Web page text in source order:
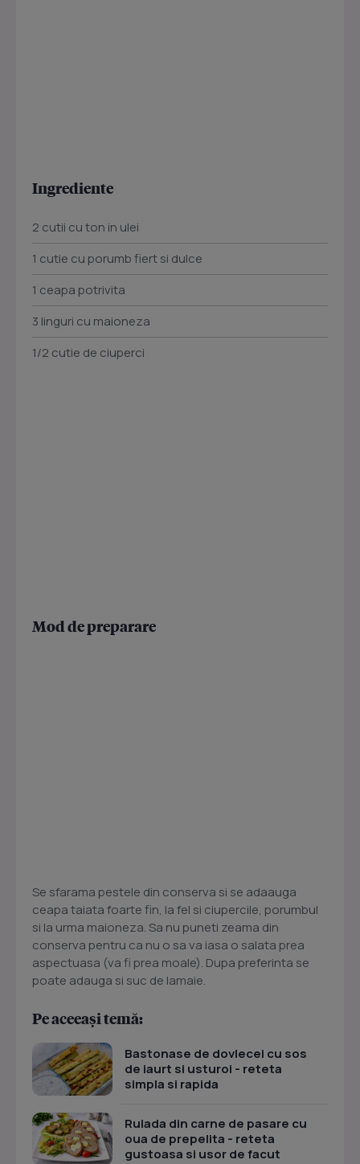
Ingrediente
2 cutii cu ton in ulei
1 cutie cu porumb fiert si dulce
1 ceapa potrivita
3 linguri cu maioneza
1/2 cutie de ciuperci
Mod de preparare
Se sfarama pestele din conserva si se adaauga
ceapa taiata foarte fin, la fel si ciupercile, porumbul
si la urma maioneza. Sa nu puneti zeama din
conserva pentru ca nu o sa va iasa o salata prea
aspectuasa (va fi prea moale). Dupa preferinta se
poate adauga si suc de lamaie.
Pe aceeași temă:
Bastonase de dovlecei cu sos
de iaurt si usturoi - reteta
simpla si rapida
Rulada din carne de pasare cu
oua de prepelita - reteta
gustoasa si usor de facut